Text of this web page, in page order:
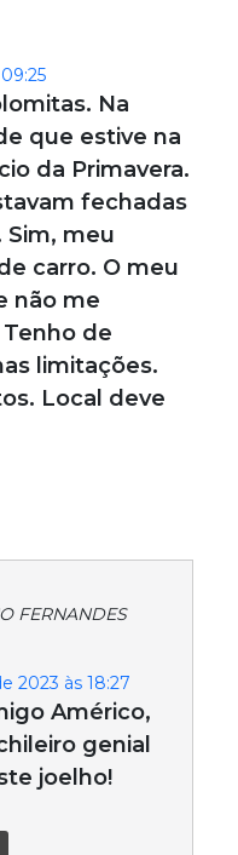
Na
que estive na
da Primavera.
fechadas
Sim, meu
carro. O meu
não me
de
limitações.
Local deve
FERNANDES
2023 às 18:27
Américo,
genial
joelho!